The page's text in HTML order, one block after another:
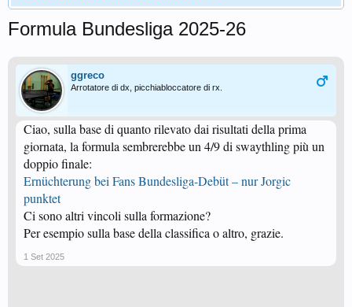
Formula Bundesliga 2025-26
ggreco
Arrotatore di dx, picchiabloccatore di rx.
Ciao, sulla base di quanto rilevato dai risultati della prima
giornata, la formula sembrerebbe un 4/9 di swaythling più un
doppio finale:
Ernüchterung bei Fans Bundesliga-Debüt – nur Jorgic
punktet
Ci sono altri vincoli sulla formazione?
Per esempio sulla base della classifica o altro, grazie.
1 Set 2025